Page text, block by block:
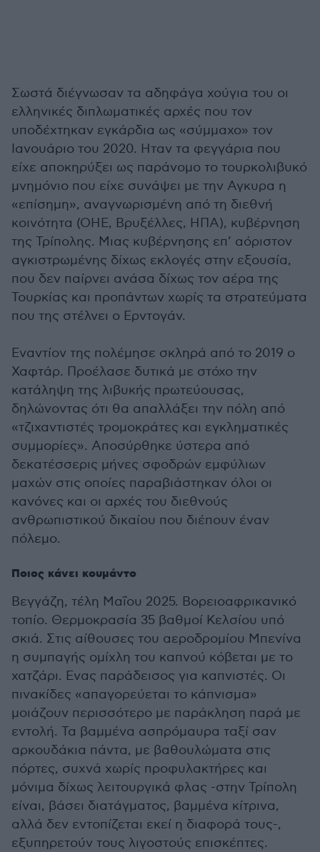
Σωστά διέγνωσαν τα αδηφάγα χούγια του οι
ελληνικές διπλωματικές αρχές που τον
υποδέχτηκαν εγκάρδια ως «σύμμαχο» τον
Ιανουάριο του 2020. Ηταν τα φεγγάρια που
είχε αποκηρύξει ως παράνομο το τουρκολιβυκό
μνημόνιο που είχε συνάψει με την Αγκυρα η
«επίσημη», αναγνωρισμένη από τη διεθνή
κοινότητα (ΟΗΕ, Βρυξέλλες, ΗΠΑ), κυβέρνηση
της Τρίπολης. Μιας κυβέρνησης επ’ αόριστον
αγκιστρωμένης δίχως εκλογές στην εξουσία,
που δεν παίρνει ανάσα δίχως τον αέρα της
Τουρκίας και προπάντων χωρίς τα στρατεύματα
που της στέλνει ο Ερντογάν.
Εναντίον της πολέμησε σκληρά από το 2019 ο
Χαφτάρ. Προέλασε δυτικά με στόχο την
κατάληψη της λιβυκής πρωτεύουσας,
δηλώνοντας ότι θα απαλλάξει την πόλη από
«τζιχαντιστές τρομοκράτες και εγκληματικές
συμμορίες». Αποσύρθηκε ύστερα από
δεκατέσσερις μήνες σφοδρών εμφύλιων
μαχών στις οποίες παραβιάστηκαν όλοι οι
κανόνες και οι αρχές του διεθνούς
ανθρωπιστικού δικαίου που διέπουν έναν
πόλεμο.
Ποιος κάνει κουμάντο
Βεγγάζη, τέλη Μαΐου 2025. Βορειοαφρικανικό
τοπίο. Θερμοκρασία 35 βαθμοί Κελσίου υπό
σκιά. Στις αίθουσες του αεροδρομίου Μπενίνα
η συμπαγής ομίχλη του καπνού κόβεται με το
χατζάρι. Ενας παράδεισος για καπνιστές. Οι
πινακίδες «απαγορεύεται το κάπνισμα»
μοιάζουν περισσότερο με παράκληση παρά με
εντολή. Τα βαμμένα ασπρόμαυρα ταξί σαν
αρκουδάκια πάντα, με βαθουλώματα στις
πόρτες, συχνά χωρίς προφυλακτήρες και
μόνιμα δίχως λειτουργικά φλας -στην Τρίπολη
είναι, βάσει διατάγματος, βαμμένα κίτρινα,
αλλά δεν εντοπίζεται εκεί η διαφορά τους-,
εξυπηρετούν τους λιγοστούς επισκέπτες.